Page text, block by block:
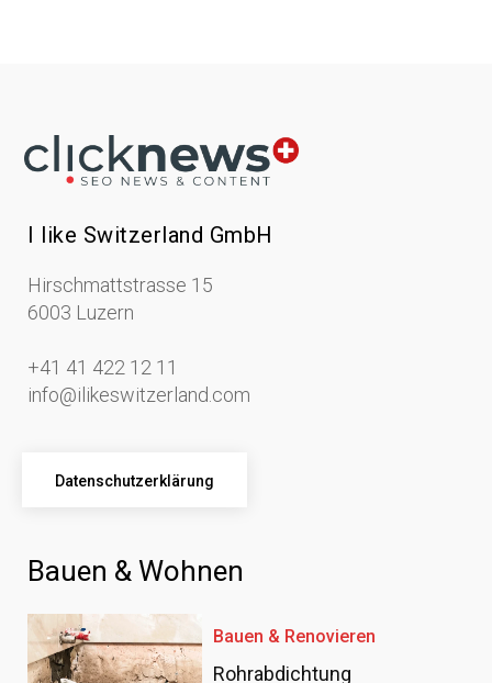
I like Switzerland GmbH
Hirschmattstrasse 15
6003 Luzern
+41 41 422 12 11
info@ilikeswitzerland.com
Datenschutzerklärung
Bauen & Wohnen
Bauen & Renovieren
Rohrabdichtung